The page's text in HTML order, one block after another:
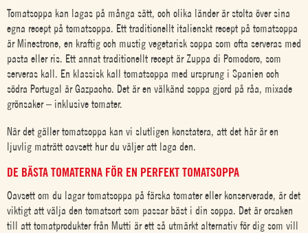
Tomatsoppa kan lagas på många sätt, och olika länder är stolta över sina
egna recept på tomatsoppa. Ett traditionellt italienskt recept på tomatsoppa
är Minestrone, en kraftig och mustig vegetarisk soppa som ofta serveras med
pasta eller ris. Ett annat traditionellt recept är Zuppa di Pomodoro, som
serveras kall. En klassisk kall tomatsoppa med ursprung i Spanien och
södra Portugal är Gazpacho. Det är en välkänd soppa gjord på råa, mixade
grönsaker – inklusive tomater.
När det gällertomatsoppa kan vi slutligen konstatera, att det här är en
ljuvlig maträtt oavsett hur du väljer att laga den.
DE BÄSTA TOMATERNA FÖR EN PERFEKT TOMATSOPPA
Oavsett om du lagartomatsoppa på färska tomatereller konserverade, är det
viktigt att välja den tomatsort som passar bäst i din soppa. Det är orsaken
till att tomatprodukter från Mutti är ett så utmärkt alternativ för dig som vill